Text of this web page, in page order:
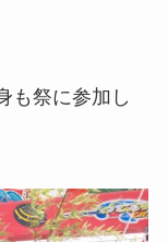
も祭に参加し